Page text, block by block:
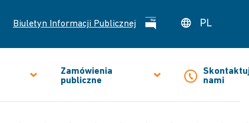
Biuletyn Informacji Publicznej PL
Zamówienia
publiczne
nami